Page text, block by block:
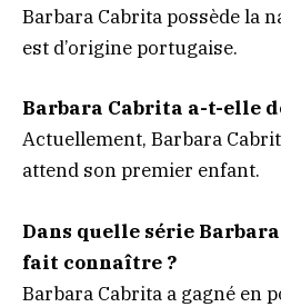
Barbara Cabrita possède la
est d’origine portugaise.
Barbara Cabrita a-t-elle
Actuellement, Barbara
attend son premier enfant.
Dans quelle série
fait connaître ?
Barbara Cabrita a gagné en